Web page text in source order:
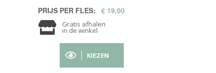
PRIJS PER FLES: € 19,00
Gratis afhalen
in de winkel
KIEZEN